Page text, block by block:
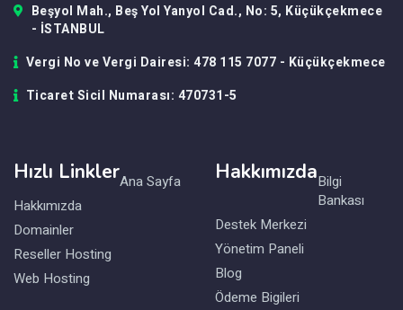
Beşyol Mah., Beş Yol Yanyol Cad., No: 5, Küçükçekmece
- İSTANBUL
Vergi No ve Vergi Dairesi: 478 115 7077 - Küçükçekmece
Ticaret Sicil Numarası: 470731-5
Hızlı LinklerAna Sayfa
Hakkımızda
Domainler
Reseller Hosting
Web Hosting
HakkımızdaBilgi
Bankası
Destek Merkezi
Yönetim Paneli
Blog
Ödeme Bigileri